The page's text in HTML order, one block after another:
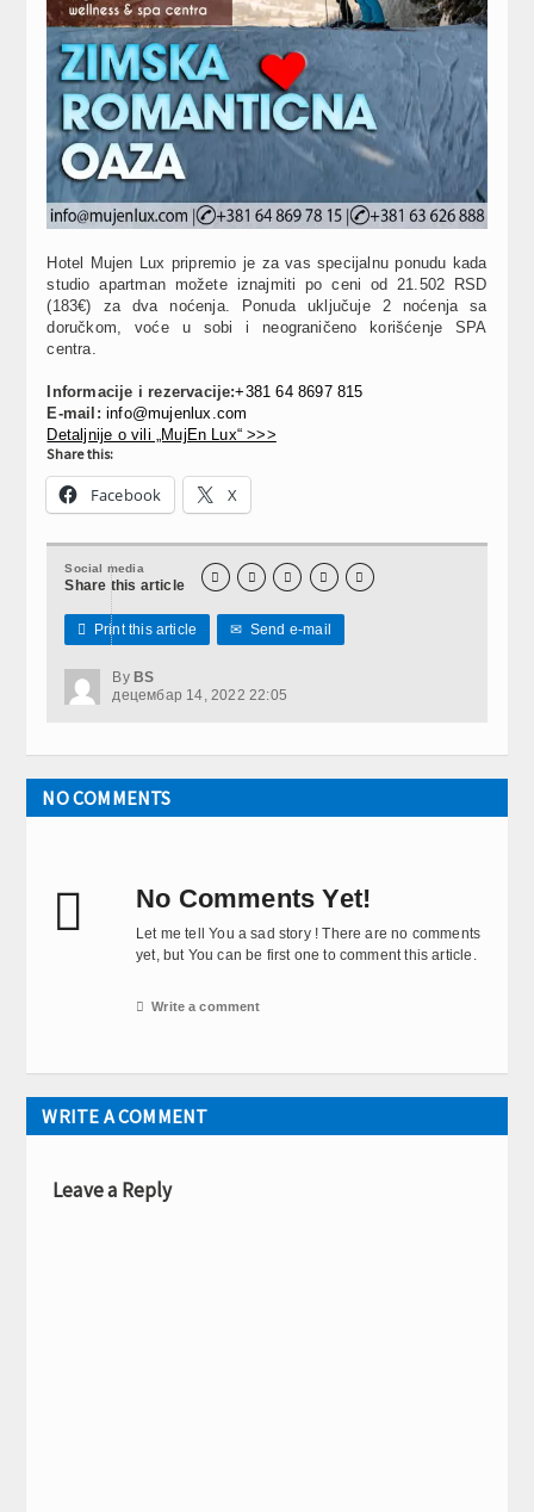
Hotel Mujen Lux pripremio je za vas specijalnu ponudu kada
studio apartman možete iznajmiti po ceni od 21.502 RSD
(183€) za dva noćenja. Ponuda uključuje 2 noćenja sa
doručkom, voće u sobi i neograničeno korišćenje SPA
centra.
Informacije i rezervacije:+381 64 8697 815
E-mail: info@mujenlux.com
Detaljnije o vili „MujEn Lux“ >>>
Share this:
Facebook X
Social media
Share this article     
 Print this article ✉ Send e-mail
By BS
децембар 14, 2022 22:05
NO COMMENTS
 No Comments Yet!
Let me tell You a sad story ! There are no comments
yet, but You can be first one to comment this article.
 Write a comment
WRITE A COMMENT
Leave a Reply